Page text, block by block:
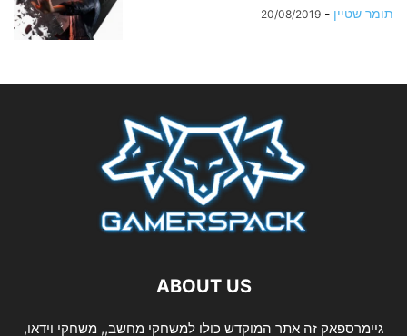
תומר שטיין -
20/08/2019
ABOUT US
גיימרספאק זה אתר המוקדש כולו למשחקי מחשב,, משחקי וידאו,